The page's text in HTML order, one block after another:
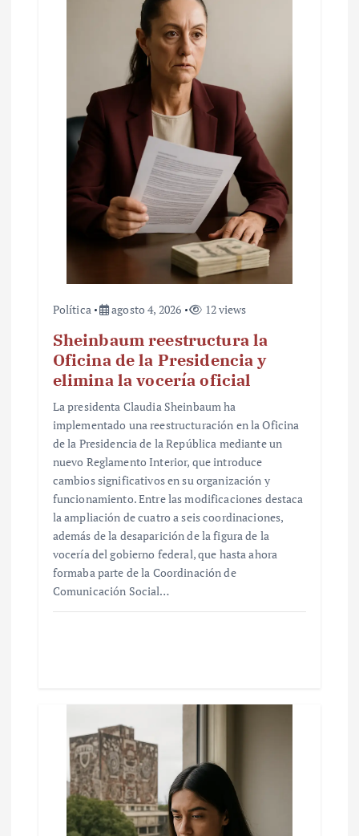
Política agosto 4, 2026 12 views
Sheinbaum reestructura la
Oficina de la Presidencia y
elimina la vocería oficial
La presidenta Claudia Sheinbaum ha
implementado una reestructuración en la Oficina
de la Presidencia de la República mediante un
nuevo Reglamento Interior, que introduce
cambios significativos en su organización y
funcionamiento. Entre las modificaciones destaca
la ampliación de cuatro a seis coordinaciones,
además de la desaparición de la figura de la
vocería del gobierno federal, que hasta ahora
formaba parte de la Coordinación de
Comunicación Social…